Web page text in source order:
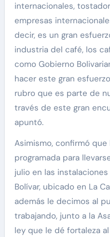
internacionales,
empresas
decir, es un gran
industria del café, los
como Gobierno
hacer este gran
rubro que es parte de
través de este gran
apuntó.
Asimismo, confirmó
programada para
julio en las
Bolívar, ubicado en La
además le decimos al
trabajando, junto a la
ley que le dé fortaleza